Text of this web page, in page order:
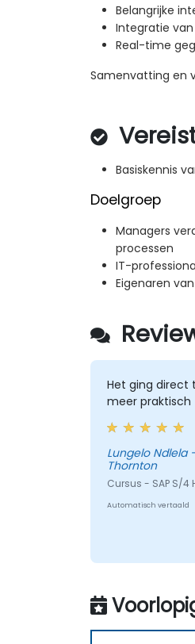
Belangrijke
Integratie
Real-time
Samenvatting en
Basiskennis
Doelgroep
Managers
processen
IT-
Eigenaren
Het ging direct
meer praktisch
Lungelo Ndlela
Thornton
Cursus - SAP S/
Automatisch vertaald